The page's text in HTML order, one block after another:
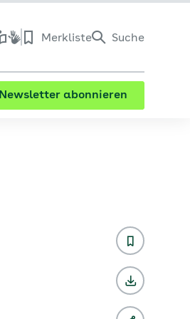
Merkliste Suche
Newsletter abonnieren